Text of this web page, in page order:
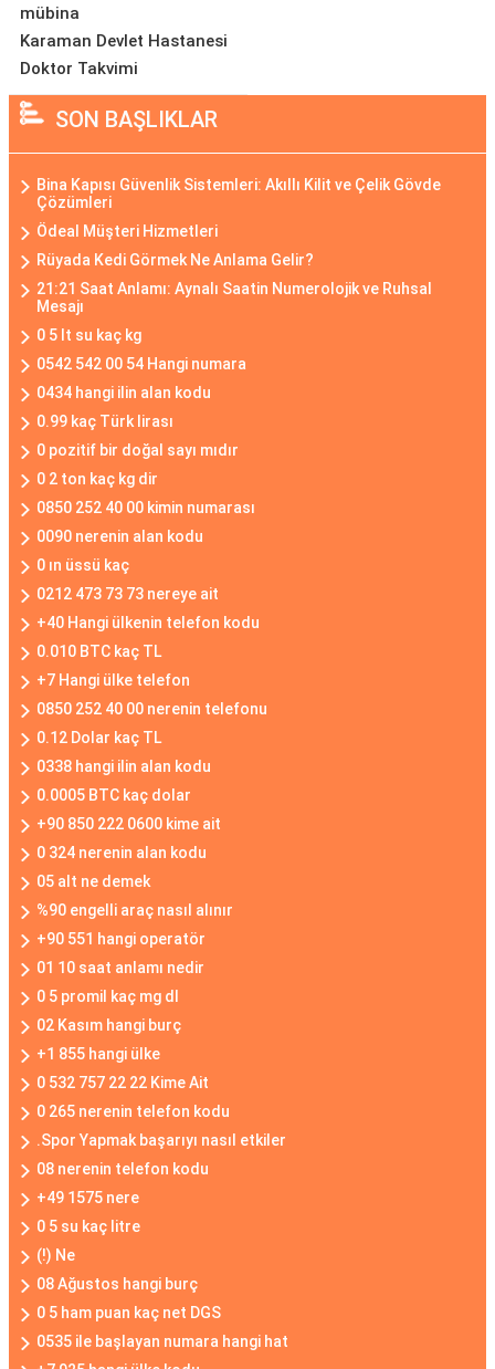
mübina
Karaman Devlet Hastanesi
Doktor Takvimi
SON BAŞLIKLAR
Bina Kapısı Güvenlik Sistemleri: Akıllı Kilit ve Çelik Gövde
Çözümleri
Ödeal Müşteri Hizmetleri
Rüyada Kedi Görmek Ne Anlama Gelir?
21:21 Saat Anlamı: Aynalı Saatin Numerolojik ve Ruhsal
Mesajı
0 5 lt su kaç kg
0542 542 00 54 Hangi numara
0434 hangi ilin alan kodu
0.99 kaç Türk lirası
0 pozitif bir doğal sayı mıdır
0 2 ton kaç kg dir
0850 252 40 00 kimin numarası
0090 nerenin alan kodu
0 ın üssü kaç
0212 473 73 73 nereye ait
+40 Hangi ülkenin telefon kodu
0.010 BTC kaç TL
+7 Hangi ülke telefon
0850 252 40 00 nerenin telefonu
0.12 Dolar kaç TL
0338 hangi ilin alan kodu
0.0005 BTC kaç dolar
+90 850 222 0600 kime ait
0 324 nerenin alan kodu
05 alt ne demek
%90 engelli araç nasıl alınır
+90 551 hangi operatör
01 10 saat anlamı nedir
0 5 promil kaç mg dl
02 Kasım hangi burç
+1 855 hangi ülke
0 532 757 22 22 Kime Ait
0 265 nerenin telefon kodu
.Spor Yapmak başarıyı nasıl etkiler
08 nerenin telefon kodu
+49 1575 nere
0 5 su kaç litre
(!) Ne
08 Ağustos hangi burç
0 5 ham puan kaç net DGS
0535 ile başlayan numara hangi hat